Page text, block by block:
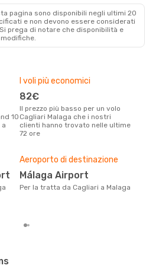
pagina sono disponibili negli ultimi 20
e non devono essere considerati
prega di notare che disponibilità e
10
I voli più economici
82€
Il prezzo più basso per un volo
Cagliari Malaga che i nostri
clienti hanno trovato nelle ultime
72 ore
Aeroporto di destinazione
Málaga Airport
Per la tratta da Cagliari a Malaga